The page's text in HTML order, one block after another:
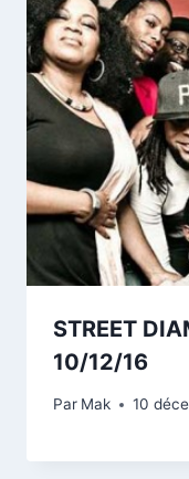
STREET
10/12/16
Par Mak 10